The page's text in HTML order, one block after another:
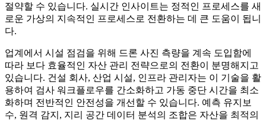
절약할 수 있습니다. 실시간 인사이트는 정적인 프로세스를 새
로운 가상의 지속적인 프로세스로 전환하는 데 큰 도움이 됩니
다.
업계에서 시설 점검을 위해 드론 사진 측량을 계속 도입함에
따라 보다 효율적인 자산 관리 전략으로의 전환이 분명해지고
있습니다. 건설 회사, 산업 시설, 인프라 관리자는 이 기술을 활
용하여 검사 워크플로우를 간소화하고 가동 중단 시간을 최소
화하며 전반적인 안전성을 개선할 수 있습니다. 예측 유지보
수, 원격 감지, 지리 공간 데이터 분석의 조합은 자산을 최적의